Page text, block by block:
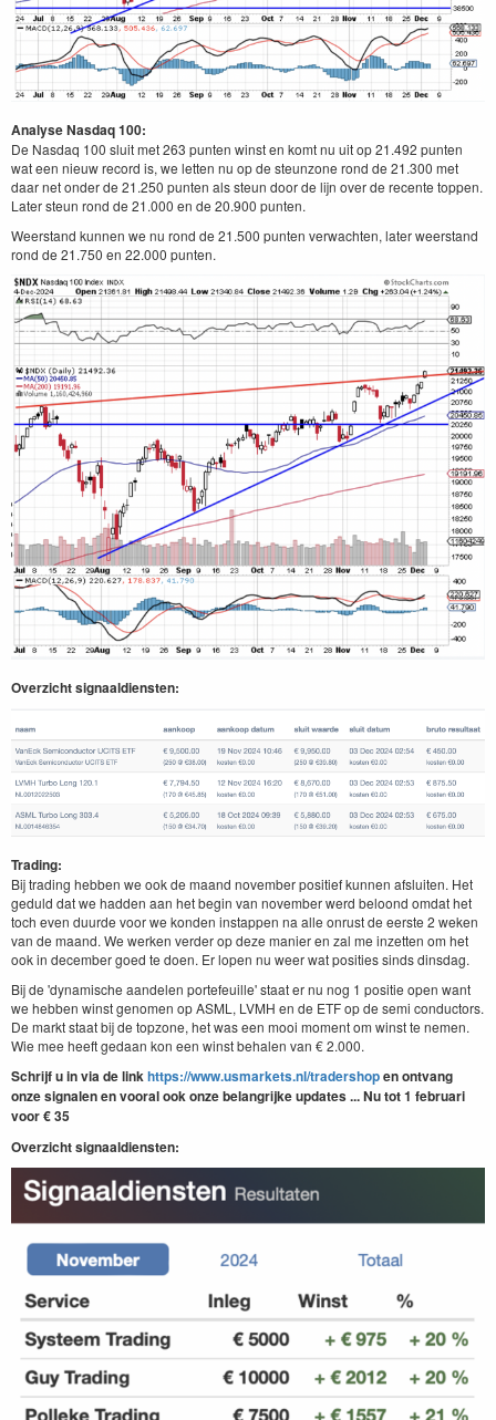
Analyse Nasdaq 100:
De Nasdaq 100 sluit met 263 punten winst en komt nu uit op 21.492 punten
wat een nieuw record is, we letten nu op de steunzone rond de 21.300 met
daar net onder de 21.250 punten als steun door de lijn over de recente toppen.
Later steun rond de 21.000 en de 20.900 punten.
Weerstand kunnen we nu rond de 21.500 punten verwachten, later weerstand
rond de 21.750 en 22.000 punten.
Overzicht signaaldiensten:
Trading:
Bij trading hebben we ook de maand november positief kunnen afsluiten. Het
geduld dat we hadden aan het begin van november werd beloond omdat het
toch even duurde voor we konden instappen na alle onrust de eerste 2 weken
van de maand. We werken verder op deze manier en zal me inzetten om het
ook in december goed te doen. Er lopen nu weer wat posities sinds dinsdag.
Bij de 'dynamische aandelen portefeuille' staat er nu nog 1 positie open want
we hebben winst genomen op ASML, LVMH en de ETF op de semi conductors.
De markt staat bij de topzone, het was een mooi moment om winst te nemen.
Wie mee heeft gedaan kon een winst behalen van € 2.000.
Schrijf u in via de linkhttps://www.usmarkets.nl/tradershopen ontvang
onze signalen en vooral ook onze belangrijke updates ... Nu tot 1 februari
voor € 35
Overzicht signaaldiensten: